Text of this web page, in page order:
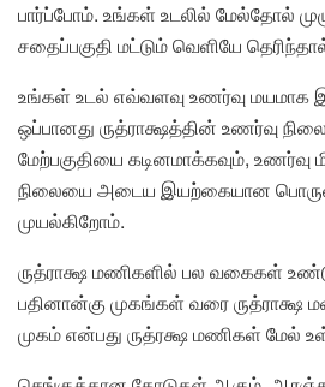
பார்ப்போம். உங்கள் உடலில் மேல்தோல்
சதைப்பகுதி மட்டும் வெளியே
உங்கள் உடல் எவ்வளவு உணர்வு மயமாக
ஒப்பானது ருத்ராக்ஷத்தின் உணர்வு
மேற்பகுதியை கடினமாக்கவும், உணர்வு
நிலையை அடைய இயற்கையான பொருள்
முயல்கிறோம்.
ருத்ராக்ஷ மணிகளில் பல வகைகள்
பதினான்கு முகங்கள் வரை ருத்ராக்ஷ
முகம் என்பது ருத்ரக்ஷ மணிகள் மேல்